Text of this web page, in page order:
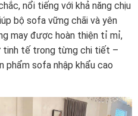
nổi tiếng với khả năng chịu
bộ sofa vững chãi và yên
may được hoàn thiện tỉ mỉ,
tinh tế trong từng chi tiết –
phẩm sofa nhập khẩu cao